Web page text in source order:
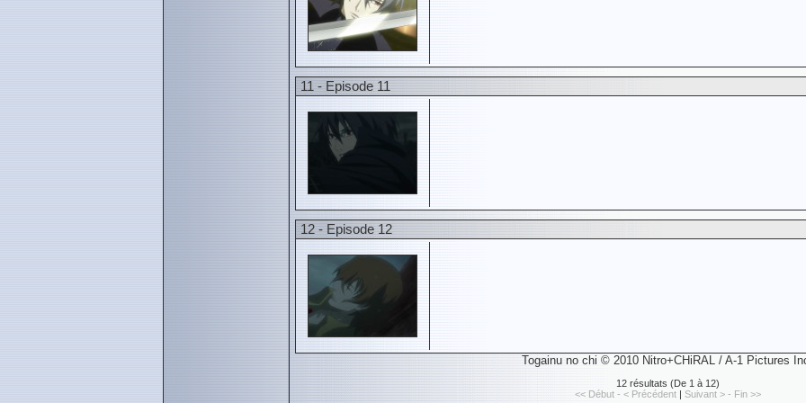
11 - Episode 11
12 - Episode 12
Togainu no chi © 2010 Nitro+CHiRAL / A-1 Pictures
12 résultats (De 1 à 12)
<< Début - < Précédent | Suivant > - Fin >>